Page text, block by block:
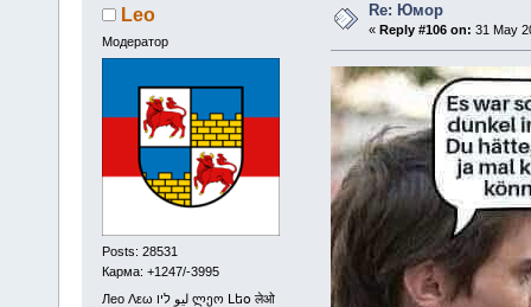
Leo
Модератор
Posts: 28531
Карма: +1247/-3995
Лео Λεω ليو ליו ლეო Լեօ लेओ
Re: Юмор
« Reply #106 on: 31 May